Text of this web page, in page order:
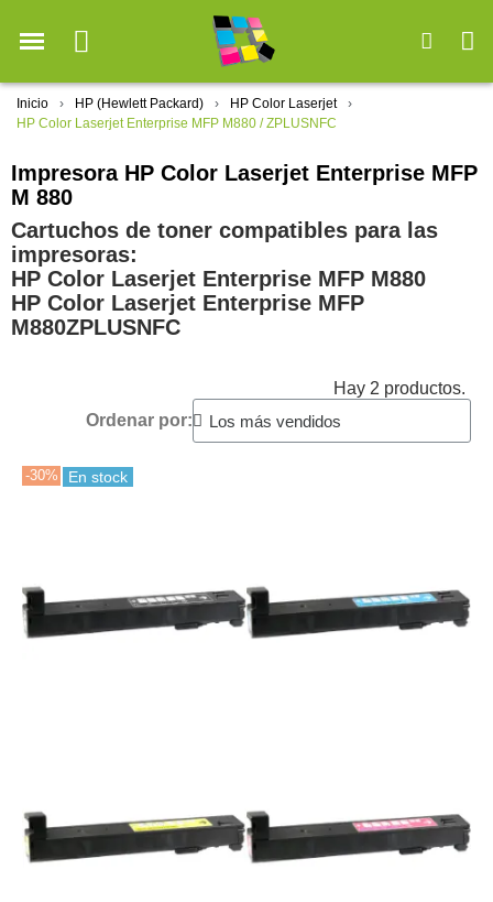
Inicio HP (Hewlett Packard)
HP Color Laserjet
HP Color Laserjet Enterprise MFP M880 / ZPLUSNFC
Impresora HP Color Laserjet Enterprise MFP
M 880
Cartuchos de toner compatibles para las
impresoras:
HP Color Laserjet Enterprise MFP M880
HP Color Laserjet Enterprise MFP
M880ZPLUSNFC
Hay 2 productos.
Ordenar por:
-30% En stock